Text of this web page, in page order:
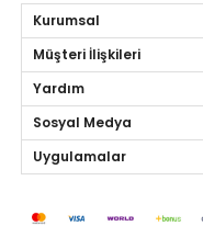
Kurumsal
Müşteri İlişkileri
Yardım
Sosyal Medya
Uygulamalar